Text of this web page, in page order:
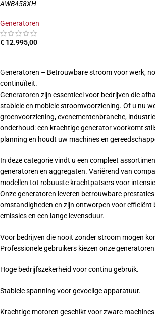
AWB458XH
Generatoren
€ 12.995,00
Generatoren – Betrouwbare stroom voor werk,
continuïteit.
Generatoren zijn essentieel voor bedrijven die
stabiele en mobiele stroomvoorziening. Of u nu
groenvoorziening, evenementenbranche,
onderhoud: een krachtige generator voorkomt
planning en houdt uw machines en
In deze categorie vindt u een compleet
generatoren en aggregaten. Variërend van
modellen tot robuuste krachtpatsers voor
Onze generatoren leveren betrouwbare
omstandigheden en zijn ontworpen voor
emissies en een lange levensduur.
Voor bedrijven die nooit zonder stroom mogen
Professionele gebruikers kiezen onze
Hoge bedrijfszekerheid voor continu gebruik.
Stabiele spanning voor gevoelige apparatuur.
Krachtige motoren geschikt voor zware